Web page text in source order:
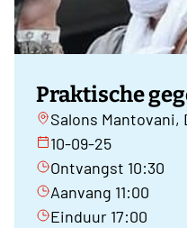
Praktische
Salons Mantovani,
10-09-25
Ontvangst 10:30
Aanvang 11:00
Einduur 17:00